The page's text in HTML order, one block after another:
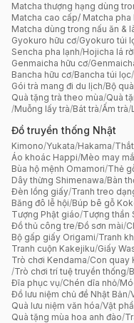
Matcha thượng hạng dùng
Matcha cao cấp/ Matcha pha
Matcha dùng trong nấu ăn &
Gyokuro hữu cơ/Gyokuro túi
Sencha pha lạnh/Hojicha lá rời
Genmaicha hữu cơ/
Bancha hữu cơ/Bancha túi lọc/
Gói trà mang đi du lịch/Bộ
Quà tặng trà theo mùa/Quà
/Muỗng lấy trà/Bát trà/Ấm trà/
Đồ truyền thống Nhật
Kimono/Yukata/Hakama/
Áo khoác Happi/Mèo may
Bùa hộ mệnh Omamori/Thẻ
Dây thừng Shimenawa/Bàn
Đèn lồng giấy/Tranh treo
Băng đô lễ hội/Búp bê gỗ
Tượng Phật giáo/Tượng thần
Đồ thủ công tre/Đồ sơn mài/
Bộ gấp giấy Origami/Tranh
Tranh cuộn Kakejiku/Giấy
Trò chơi Kendama/Con quay
/Trò chơi trí tuệ truyền thống/
Đĩa phục vụ/Chén dĩa nhỏ/
Đồ lưu niệm chủ đề Nhật Bản/
Quà lưu niệm văn hóa/Vật
Quà tặng mùa hoa anh đào/